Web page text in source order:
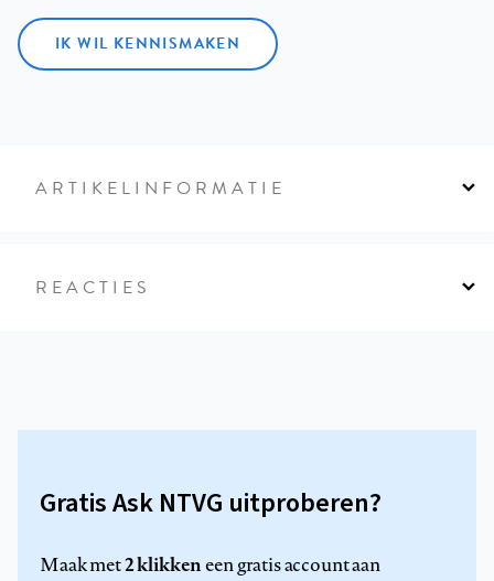
IK WIL KENNISMAKEN
ARTIKELINFORMATIE
REACTIES
Gratis Ask NTVG uitproberen?
Maak met2 klikkeneen gratis account aan